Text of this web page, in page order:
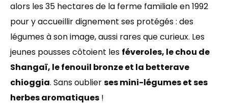
alors les 35 hectares de la ferme familiale en 1992
pour y accueillir dignement ses protégés : des
légumes à son image, aussi rares que curieux. Les
jeunes pousses côtoient les féveroles, le chou de
Shangaï, le fenouil bronze et la betterave
chioggia. Sans oublierses mini-légumes et ses
herbes aromatiques !